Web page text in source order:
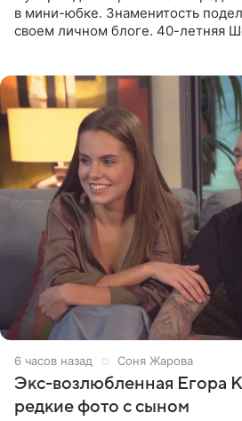
в мини-юбке. Знаменитость
своем личном блоге. 40-летняя
6 часов назад Соня Жарова
Экс-возлюбленная Егора
редкие фото с сыном